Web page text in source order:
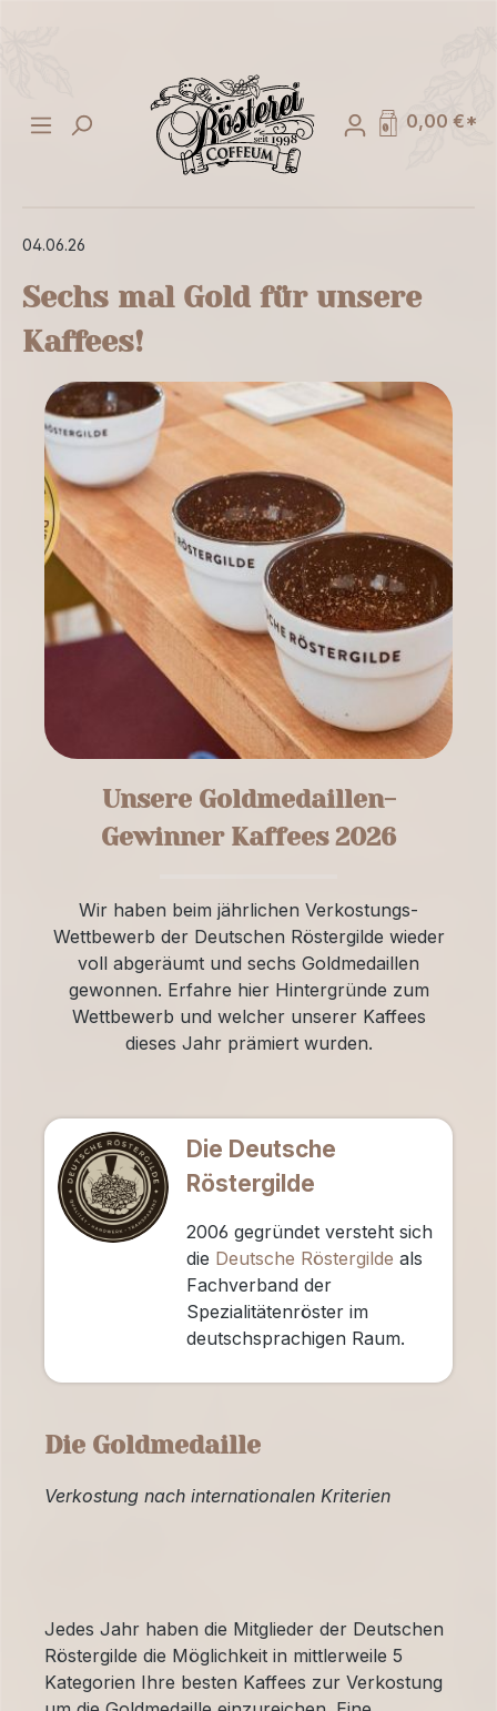
0,00 €*
04.06.26
Sechs mal Gold für unsere
Kaffees!
Unsere Goldmedaillen-
Gewinner Kaffees 2026
Wir haben beim jährlichen Verkostungs-
Wettbewerb der Deutschen Röstergilde wieder
voll abgeräumt und sechs Goldmedaillen
gewonnen. Erfahre hier Hintergründe zum
Wettbewerb und welcher unserer Kaffees
dieses Jahr prämiert wurden.
Die Deutsche
Röstergilde
2006 gegründet versteht sich
die Deutsche Röstergilde als
Fachverband der
Spezialitätenröster im
deutschsprachigen Raum.
Die Goldmedaille
Verkostung nach internationalen Kriterien
Jedes Jahr haben die Mitglieder der Deutschen
Röstergilde die Möglichkeit in mittlerweile 5
Kategorien Ihre besten Kaffees zur Verkostung